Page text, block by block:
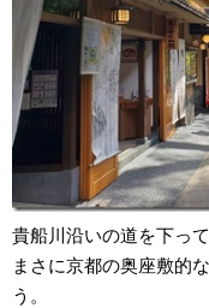
貴船川沿いの道を下って
まさに京都の奥座敷的
う。